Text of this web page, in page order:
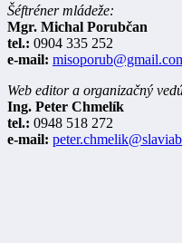
Šéftréner mládeže:
Mgr. Michal Porubčan
tel.: 0904 335 252
e-mail:
Web editor a organizačný
Ing. Peter Chmelík
tel.: 0948 518 272
e-mail: